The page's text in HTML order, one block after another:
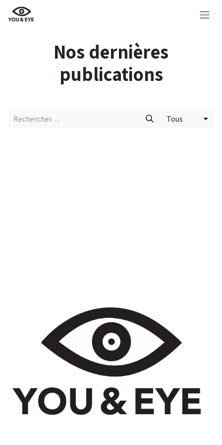
Se rendre au contenu
Nos dernières
publications
Tous